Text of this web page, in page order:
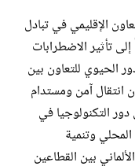
الإقليمي في تبادل
تأثير الاضطرابات
الحيوي للتعاون بين
انتقال آمن ومستدام
التكنولوجيا في
المحلي وتنمية
بين القطاعين